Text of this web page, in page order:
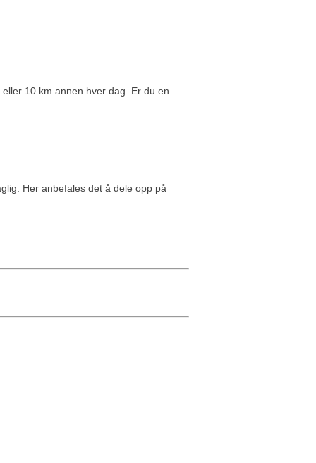
10 km annen hver dag. Er du en
Her anbefales det å dele opp på